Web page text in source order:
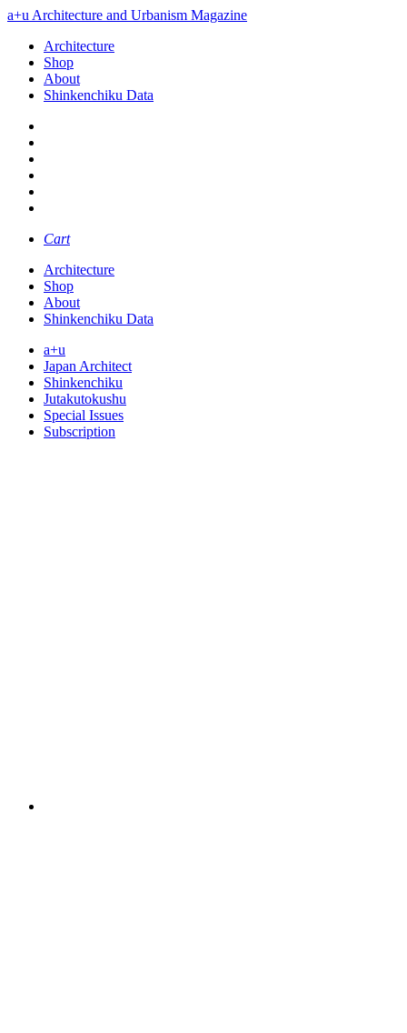
a+u Architecture and Urbanism Magazine
Architecture
Shop
About
Shinkenchiku Data
Cart
Architecture
Shop
About
Shinkenchiku Data
a+u
Japan Architect
Shinkenchiku
Jutakutokushu
Special Issues
Subscription